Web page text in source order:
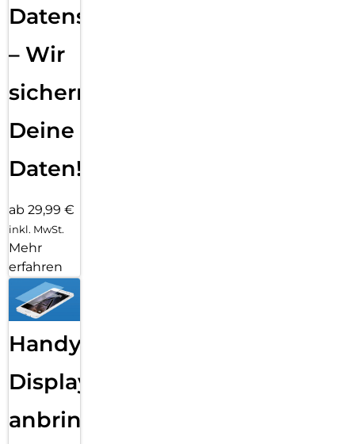
Datensicherung
– Wir
sichern
Deine
Daten!
ab 29,99 €
inkl. MwSt.
Mehr
erfahren
Handy
Displayfolie
anbringen